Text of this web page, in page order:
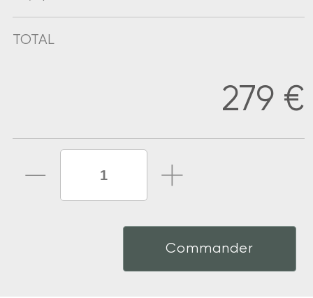
TOTAL
279 €
Commander